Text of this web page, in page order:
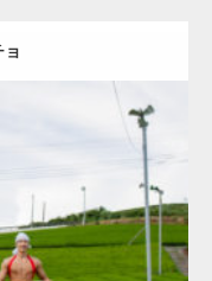
細マッチョ) TOSHI(大胸
)